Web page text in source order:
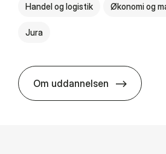
Handel og logistik Økonomi og
Jura
Om uddannelsen
HA(jur.) -